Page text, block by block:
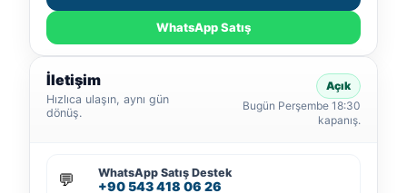
WhatsApp Satış
İletişim
Hızlıca ulaşın, aynı gün
dönüş.
Açık
Bugün Perşembe 18:30
kapanış.
💬 WhatsApp Satış Destek
+90 543 418 06 26